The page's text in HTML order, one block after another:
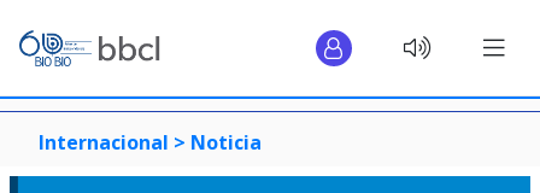
Internacional > Noticia